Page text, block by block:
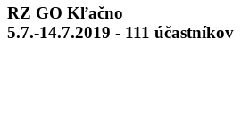
RZ GO Kľačno
5.7.-14.7.2019 - 111 účastníkov